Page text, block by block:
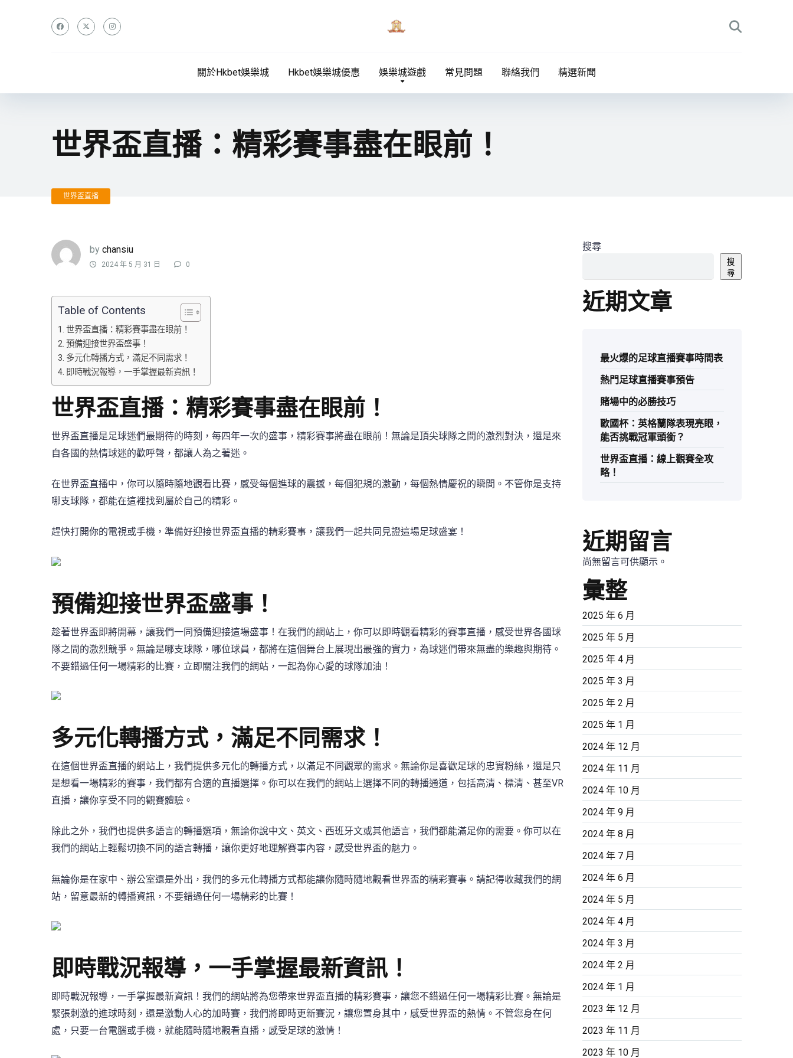
關於Hkbet娛樂城 Hkbet娛樂城優惠 娛樂城遊戲 常見問題 聯絡我們 精選新聞
世界盃直播：精彩賽事盡在眼前！
世界盃直播
by chansiu
2024 年 5 月 31 日 0
Table of Contents
世界盃直播：精彩賽事盡在眼前！
預備迎接世界盃盛事！
多元化轉播方式，滿足不同需求！
即時戰況報導，一手掌握最新資訊！
世界盃直播：精彩賽事盡在眼前！
世界盃直播是足球迷們最期待的時刻，每四年一次的盛事，精彩賽事將盡在眼前！無論是頂尖球隊之間的激烈對決，還是來
自各國的熱情球迷的歡呼聲，都讓人為之著迷。
在世界盃直播中，你可以隨時隨地觀看比賽，感受每個進球的震撼，每個犯規的激動，每個熱情慶祝的瞬間。不管你是支持
哪支球隊，都能在這裡找到屬於自己的精彩。
趕快打開你的電視或手機，準備好迎接世界盃直播的精彩賽事，讓我們一起共同見證這場足球盛宴！
預備迎接世界盃盛事！
趁著世界盃即將開幕，讓我們一同預備迎接這場盛事！在我們的網站上，你可以即時觀看精彩的賽事直播，感受世界各國球
隊之間的激烈競爭。無論是哪支球隊，哪位球員，都將在這個舞台上展現出最強的實力，為球迷們帶來無盡的樂趣與期待。
不要錯過任何一場精彩的比賽，立即關注我們的網站，一起為你心愛的球隊加油！
多元化轉播方式，滿足不同需求！
在這個世界盃直播的網站上，我們提供多元化的轉播方式，以滿足不同觀眾的需求。無論你是喜歡足球的忠實粉絲，還是只
是想看一場精彩的賽事，我們都有合適的直播選擇。你可以在我們的網站上選擇不同的轉播通道，包括高清、標清、甚至VR
直播，讓你享受不同的觀賽體驗。
除此之外，我們也提供多語言的轉播選項，無論你說中文、英文、西班牙文或其他語言，我們都能滿足你的需要。你可以在
我們的網站上輕鬆切換不同的語言轉播，讓你更好地理解賽事內容，感受世界盃的魅力。
無論你是在家中、辦公室還是外出，我們的多元化轉播方式都能讓你隨時隨地觀看世界盃的精彩賽事。請記得收藏我們的網
站，留意最新的轉播資訊，不要錯過任何一場精彩的比賽！
即時戰況報導，一手掌握最新資訊！
即時戰況報導，一手掌握最新資訊！我們的網站將為您帶來世界盃直播的精彩賽事，讓您不錯過任何一場精彩比賽。無論是
緊張刺激的進球時刻，還是激動人心的加時賽，我們將即時更新賽況，讓您置身其中，感受世界盃的熱情。不管您身在何
處，只要一台電腦或手機，就能隨時隨地觀看直播，感受足球的激情！
搜尋
搜
尋
近期文章
最火爆的足球直播賽事時間表
熱門足球直播賽事預告
賭場中的必勝技巧
歐國杯：英格蘭隊表現亮眼，
能否挑戰冠軍頭銜？
世界盃直播：線上觀賽全攻
略！
近期留言
尚無留言可供顯示。
彙整
2025 年 6 月
2025 年 5 月
2025 年 4 月
2025 年 3 月
2025 年 2 月
2025 年 1 月
2024 年 12 月
2024 年 11 月
2024 年 10 月
2024 年 9 月
2024 年 8 月
2024 年 7 月
2024 年 6 月
2024 年 5 月
2024 年 4 月
2024 年 3 月
2024 年 2 月
2024 年 1 月
2023 年 12 月
2023 年 11 月
2023 年 10 月